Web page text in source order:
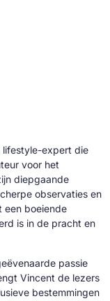
lifestyle-expert die
voor het
diepgaande
observaties en
een boeiende
is in de pracht en
passie
Vincent de lezers
bestemmingen